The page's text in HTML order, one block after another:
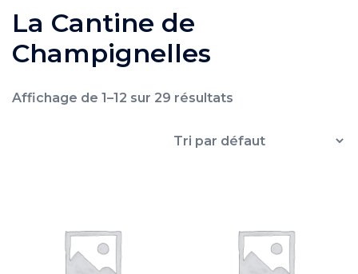
La Cantine de
Champignelles
Affichage de 1–12 sur 29 résultats